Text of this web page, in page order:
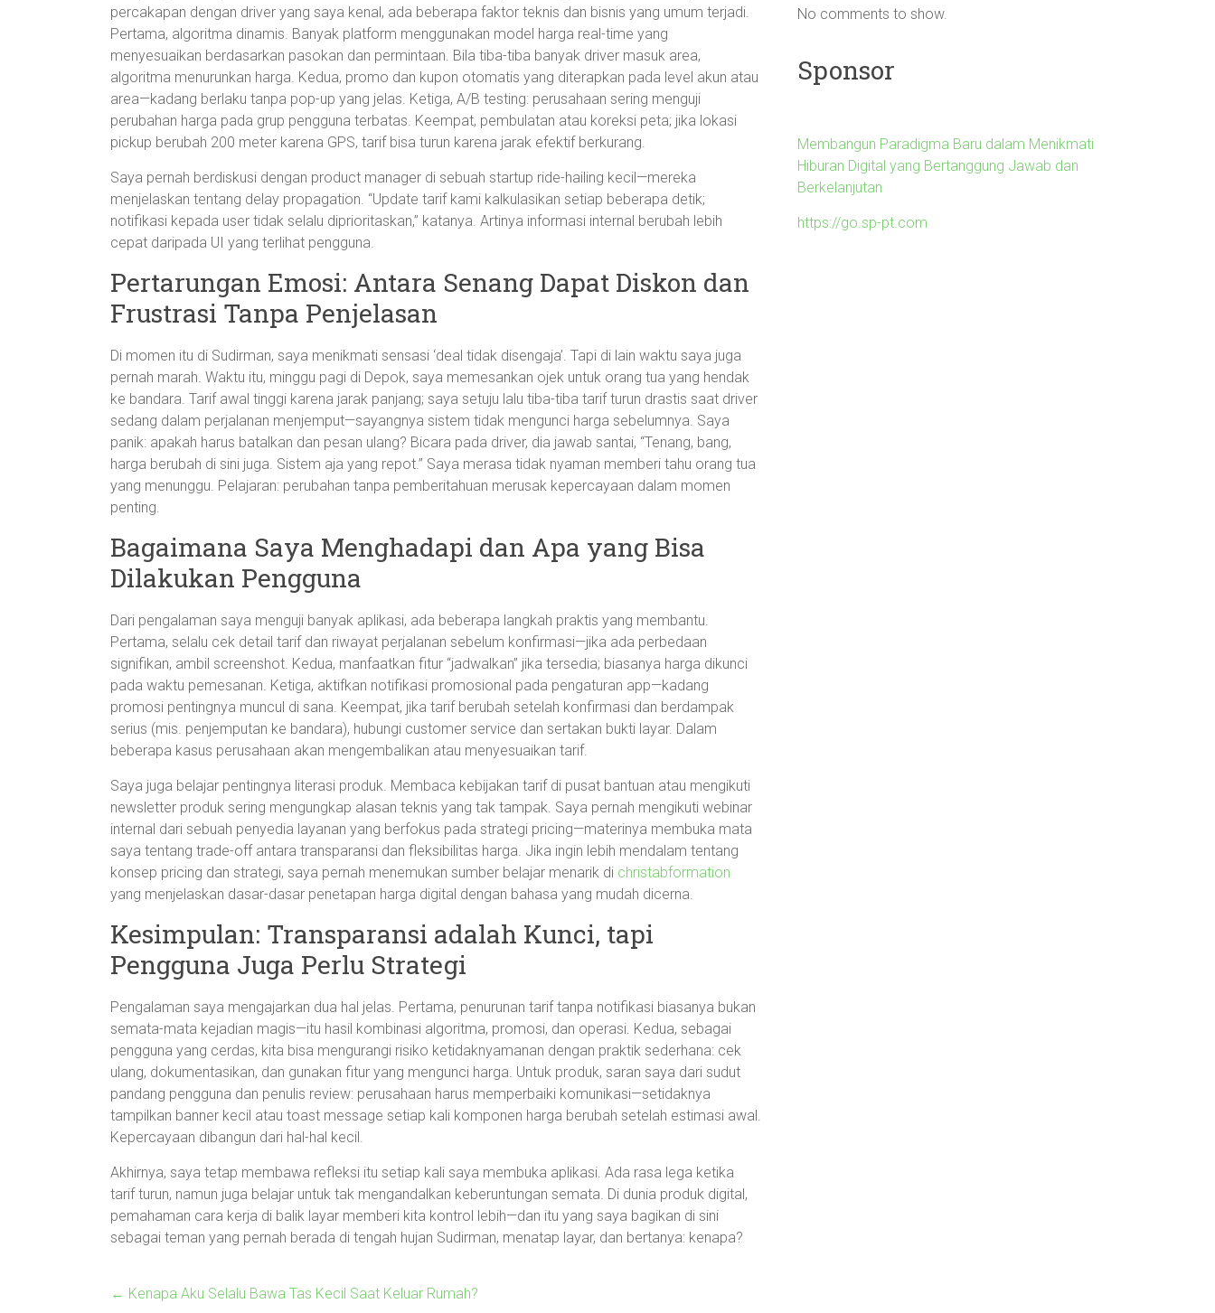
percakapan dengan driver yang saya kenal, ada beberapa faktor teknis dan bisnis yang umum terjadi.
Pertama, algoritma dinamis. Banyak platform menggunakan model harga real-time yang
menyesuaikan berdasarkan pasokan dan permintaan. Bila tiba-tiba banyak driver masuk area,
algoritma menurunkan harga. Kedua, promo dan kupon otomatis yang diterapkan pada level akun atau
area—kadang berlaku tanpa pop-up yang jelas. Ketiga, A/B testing: perusahaan sering menguji
perubahan harga pada grup pengguna terbatas. Keempat, pembulatan atau koreksi peta; jika lokasi
pickup berubah 200 meter karena GPS, tarif bisa turun karena jarak efektif berkurang.
Saya pernah berdiskusi dengan product manager di sebuah startup ride-hailing kecil—mereka
menjelaskan tentang delay propagation. “Update tarif kami kalkulasikan setiap beberapa detik;
notifikasi kepada user tidak selalu diprioritaskan,” katanya. Artinya informasi internal berubah lebih
cepat daripada UI yang terlihat pengguna.
Pertarungan Emosi: Antara Senang Dapat Diskon dan
Frustrasi Tanpa Penjelasan
Di momen itu di Sudirman, saya menikmati sensasi ‘deal tidak disengaja’. Tapi di lain waktu saya juga
pernah marah. Waktu itu, minggu pagi di Depok, saya memesankan ojek untuk orang tua yang hendak
ke bandara. Tarif awal tinggi karena jarak panjang; saya setuju lalu tiba-tiba tarif turun drastis saat driver
sedang dalam perjalanan menjemput—sayangnya sistem tidak mengunci harga sebelumnya. Saya
panik: apakah harus batalkan dan pesan ulang? Bicara pada driver, dia jawab santai, “Tenang, bang,
harga berubah di sini juga. Sistem aja yang repot.” Saya merasa tidak nyaman memberi tahu orang tua
yang menunggu. Pelajaran: perubahan tanpa pemberitahuan merusak kepercayaan dalam momen
penting.
Bagaimana Saya Menghadapi dan Apa yang Bisa
Dilakukan Pengguna
Dari pengalaman saya menguji banyak aplikasi, ada beberapa langkah praktis yang membantu.
Pertama, selalu cek detail tarif dan riwayat perjalanan sebelum konfirmasi—jika ada perbedaan
signifikan, ambil screenshot. Kedua, manfaatkan fitur “jadwalkan” jika tersedia; biasanya harga dikunci
pada waktu pemesanan. Ketiga, aktifkan notifikasi promosional pada pengaturan app—kadang
promosi pentingnya muncul di sana. Keempat, jika tarif berubah setelah konfirmasi dan berdampak
serius (mis. penjemputan ke bandara), hubungi customer service dan sertakan bukti layar. Dalam
beberapa kasus perusahaan akan mengembalikan atau menyesuaikan tarif.
Saya juga belajar pentingnya literasi produk. Membaca kebijakan tarif di pusat bantuan atau mengikuti
newsletter produk sering mengungkap alasan teknis yang tak tampak. Saya pernah mengikuti webinar
internal dari sebuah penyedia layanan yang berfokus pada strategi pricing—materinya membuka mata
saya tentang trade-off antara transparansi dan fleksibilitas harga. Jika ingin lebih mendalam tentang
konsep pricing dan strategi, saya pernah menemukan sumber belajar menarik di christabformation
yang menjelaskan dasar-dasar penetapan harga digital dengan bahasa yang mudah dicerna.
Kesimpulan: Transparansi adalah Kunci, tapi
Pengguna Juga Perlu Strategi
Pengalaman saya mengajarkan dua hal jelas. Pertama, penurunan tarif tanpa notifikasi biasanya bukan
semata-mata kejadian magis—itu hasil kombinasi algoritma, promosi, dan operasi. Kedua, sebagai
pengguna yang cerdas, kita bisa mengurangi risiko ketidaknyamanan dengan praktik sederhana: cek
ulang, dokumentasikan, dan gunakan fitur yang mengunci harga. Untuk produk, saran saya dari sudut
pandang pengguna dan penulis review: perusahaan harus memperbaiki komunikasi—setidaknya
tampilkan banner kecil atau toast message setiap kali komponen harga berubah setelah estimasi awal.
Kepercayaan dibangun dari hal-hal kecil.
Akhirnya, saya tetap membawa refleksi itu setiap kali saya membuka aplikasi. Ada rasa lega ketika
tarif turun, namun juga belajar untuk tak mengandalkan keberuntungan semata. Di dunia produk digital,
pemahaman cara kerja di balik layar memberi kita kontrol lebih—dan itu yang saya bagikan di sini
sebagai teman yang pernah berada di tengah hujan Sudirman, menatap layar, dan bertanya: kenapa?
← Kenapa Aku Selalu Bawa Tas Kecil Saat Keluar Rumah?
No comments to show.
Sponsor
Membangun Paradigma Baru dalam Menikmati
Hiburan Digital yang Bertanggung Jawab dan
Berkelanjutan
https://go.sp-pt.com